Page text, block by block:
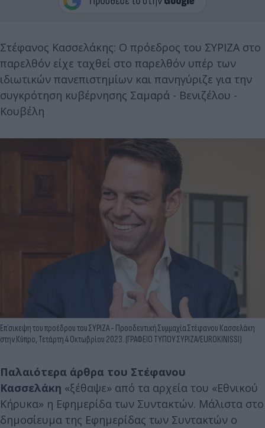
Στέφανος Κασσελάκης: Ο πρόεδρος του ΣΥΡΙΖΑ στο
παρελθόν είχε ταχθεί στο παρελθόν υπέρ των
ιδιωτικών πανεπιστημίων και πανηγύριζε για την
συγκρότηση κυβέρνησης Σαμαρά - Βενιζέλου -
Κουβέλη
Επ΄σικεψη του προέδρου του ΣΥΡΙΖΑ - Προοδευτική Συμμαχία Στέφανου Κασσελάκη
στην Κύπρο, Τετάρτη 4 Οκτωβρίου 2023. (ΓΡΑΦΕΙΟ ΤΥΠΟΥ ΣΥΡΙΖΑ/EUROKINISSI)
Παλαιότερα άρθρα του Στέφανου
Κασσελάκη «ξέθαψε» από τα αρχεία του «Εθνικού
Κήρυκα» η Εφημερίδα των Συντακτών. Μάλιστα στο
δημοσίευμα της Εφημερίδας των Συντακτών ο